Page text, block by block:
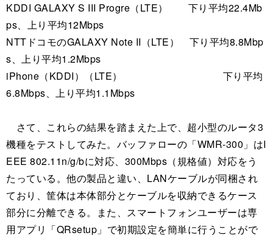
KDDI GALAXY S III Progre（LTE） 下り平均22.4Mb
ps、上り平均12Mbps
NTTドコモのGALAXY Note II（LTE） 下り平均8.8Mbp
s、上り平均1.2Mbps
iPhone（KDDI）（LTE） 下り平均
6.8Mbps、上り平均1.1Mbps
さて、これらの結果を踏まえた上で、超小型のルータ3
機種をテストしてみた。バッファローの「WMR-300」はI
EEE 802.11n/g/bに対応、300Mbps（規格値）対応をう
たっている。他の製品と違い、LANケーブルが同梱され
ており、筐体は本体部分とケーブルを収納できるケース
部分に分離できる。また、スマートフォンユーザーは専
用アプリ「QRsetup」で初期設定を簡単に行うことがで